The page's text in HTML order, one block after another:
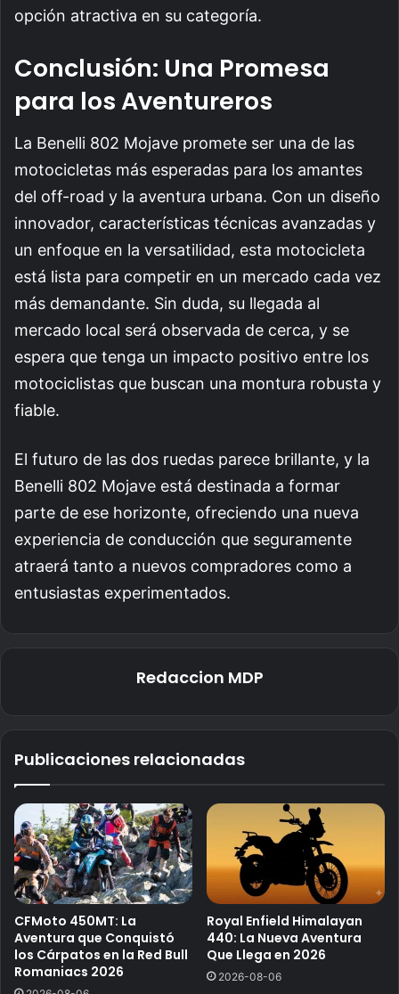
opción atractiva en su categoría.
Conclusión: Una Promesa
para los Aventureros
La Benelli 802 Mojave promete ser una de las
motocicletas más esperadas para los amantes
del off-road y la aventura urbana. Con un diseño
innovador, características técnicas avanzadas y
un enfoque en la versatilidad, esta motocicleta
está lista para competir en un mercado cada vez
más demandante. Sin duda, su llegada al
mercado local será observada de cerca, y se
espera que tenga un impacto positivo entre los
motociclistas que buscan una montura robusta y
fiable.
El futuro de las dos ruedas parece brillante, y la
Benelli 802 Mojave está destinada a formar
parte de ese horizonte, ofreciendo una nueva
experiencia de conducción que seguramente
atraerá tanto a nuevos compradores como a
entusiastas experimentados.
Redaccion MDP
Publicaciones relacionadas
CFMoto 450MT: La
Aventura que Conquistó
los Cárpatos en la Red Bull
Romaniacs 2026
Royal Enfield Himalayan
440: La Nueva Aventura
Que Llega en 2026
2026-08-06